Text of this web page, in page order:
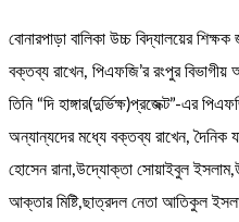
বোনারপাড়া বালিকা উচ্চ বিদ্যালয়ের
বক্তব্য রাখেন, পিএফজি’র রংপুর
তিনি “দি হাঙ্গার(দুর্ভিক্ষ)প্রজেক্ট”-এর
অন্যান্যদের মধ্যে বক্তব্য রাখেন, দৈনিক
হোসেন রানা,উদ্যোক্তা সোয়াইবুল
আক্তার মিষ্টি,ছাত্রদল নেতা আতিকুল